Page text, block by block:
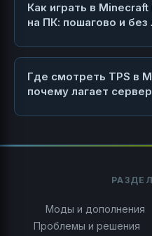
Как играть в
на ПК: пошагово и
Где смотреть TPS в
почему лагает сервер
Моды и дополнения
Проблемы и решения